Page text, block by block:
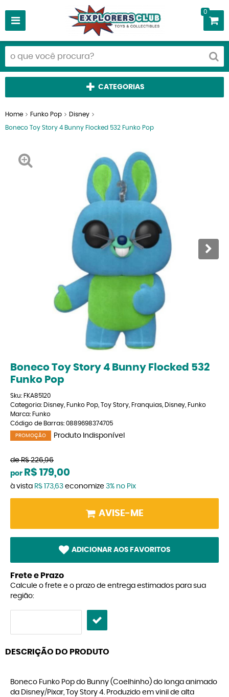
0
CATEGORIAS
Home Funko Pop Disney
Boneco Toy Story 4 Bunny Flocked 532 Funko Pop
Boneco Toy Story 4 Bunny Flocked 532
Funko Pop
Sku: FKA85120
Categoria: Disney Funko Pop Toy Story Franquias Disney Funko
Marca: Funko
Código de Barras: 0889698374705
PROMOÇÃO Produto Indisponível
de R$ 226,96
por R$ 179,00
à vista R$ 173,63 economize 3% no Pix
AVISE-ME
ADICIONAR AOS FAVORITOS
Frete e Prazo
Calcule o frete e o prazo de entrega estimados para sua
região:
DESCRIÇÃO DO PRODUTO
Boneco Funko Pop do Bunny (Coelhinho) do longa animado
da Disney/Pixar, Toy Story 4. Produzido em vinil de alta